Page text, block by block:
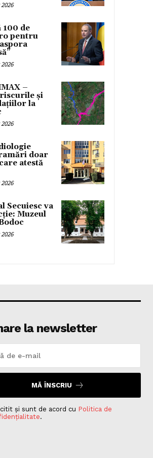
100 de
pentru
–
și
la
doar
atestă
Secuiesc va
Muzeul
la newsletter
MĂ ÎNSCRIU
și sunt de acord cu Politica de
.